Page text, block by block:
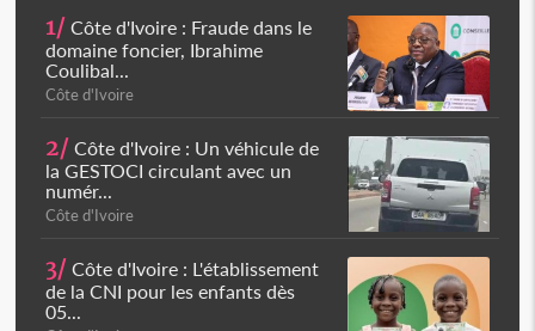
1/ Côte d'Ivoire : Fraude dans le
domaine foncier, Ibrahime
Coulibal...
Côte d'Ivoire
2/ Côte d'Ivoire : Un véhicule de
la GESTOCI circulant avec un
numér...
Côte d'Ivoire
3/ Côte d'Ivoire : L'établissement
de la CNI pour les enfants dès
05...